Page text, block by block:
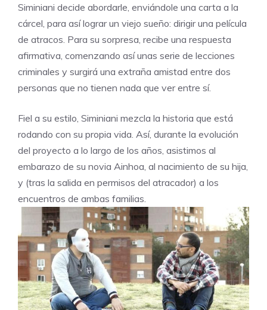
Siminiani decide abordarle, enviándole una carta a la
cárcel, para así lograr un viejo sueño: dirigir una película
de atracos. Para su sorpresa, recibe una respuesta
afirmativa, comenzando así unas serie de lecciones
criminales y surgirá una extraña amistad entre dos
personas que no tienen nada que ver entre sí.
Fiel a su estilo, Siminiani mezcla la historia que está
rodando con su propia vida. Así, durante la evolución
del proyecto a lo largo de los años, asistimos al
embarazo de su novia Ainhoa, al nacimiento de su hija,
y (tras la salida en permisos del atracador) a los
encuentros de ambas familias.